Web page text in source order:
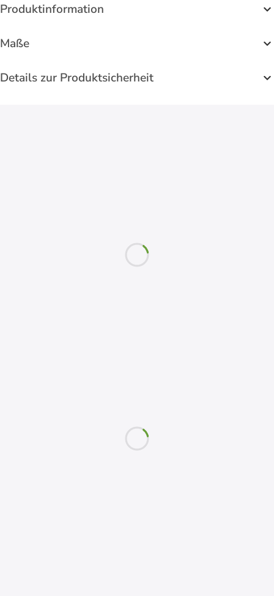
Produktinformation
Maße
Details zur Produktsicherheit